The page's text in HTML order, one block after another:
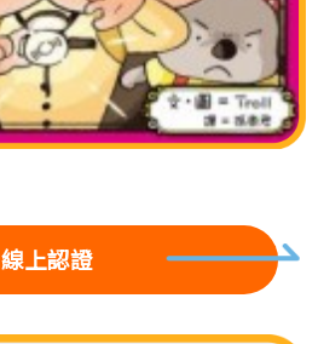
線上認證